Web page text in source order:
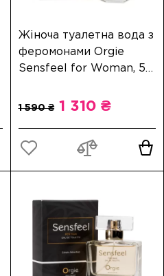
Жіноча туалетна вода з
феромонами Orgie
Sensfeel for Woman, 50
1 310 ₴